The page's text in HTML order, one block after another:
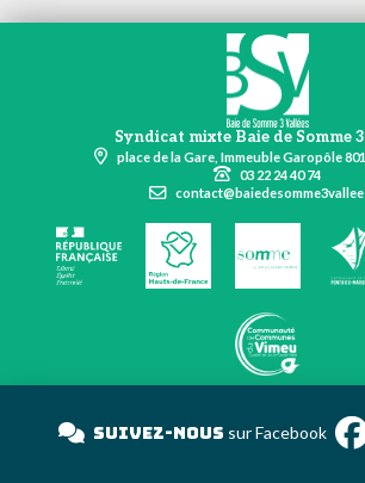
Syndicat mixte Baie de Somme
place de la Gare, Immeuble Garopôle
03 22 24 40 74
Suivez-nous sur Faceboo